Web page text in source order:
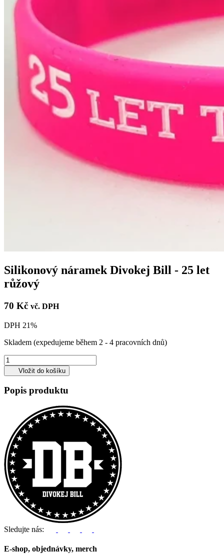
Silikonový náramek Divokej Bill - 25 let
růžový
70 Kč vč. DPH
DPH 21%
Skladem (expedujeme během 2 - 4 pracovních dnů)
Vložit do košíku
Popis produktu
Sledujte nás:
E-shop, objednávky, merch